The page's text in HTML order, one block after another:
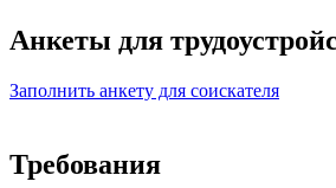
Анкеты для
Заполнить анкету для соискателя
Требования